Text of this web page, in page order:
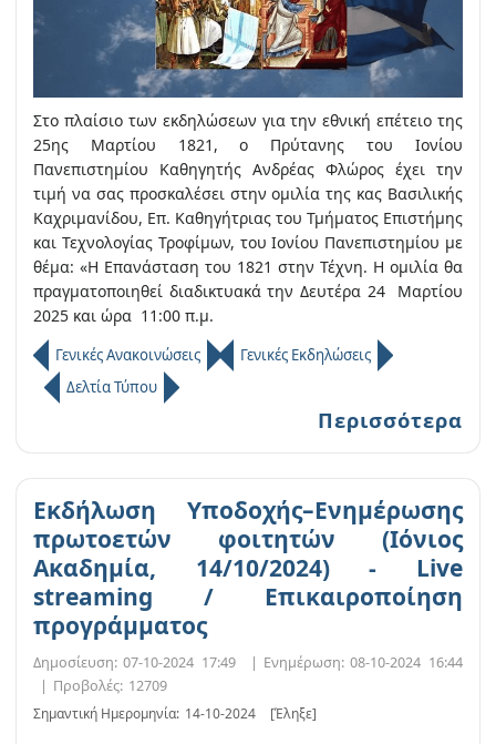
Στο πλαίσιο των εκδηλώσεων για την εθνική επέτειο της
25ης Μαρτίου 1821, ο Πρύτανης του Ιονίου
Πανεπιστημίου Καθηγητής Ανδρέας Φλώρος έχει την
τιμή να σας προσκαλέσει στην ομιλία της κας Βασιλικής
Καχριμανίδου, Επ. Καθηγήτριας του Τμήματος Επιστήμης
και Τεχνολογίας Τροφίμων, του Ιονίου Πανεπιστημίου με
θέμα: «Η Επανάσταση του 1821 στην Τέχνη. Η ομιλία θα
πραγματοποιηθεί διαδικτυακά την Δευτέρα 24 Μαρτίου
2025 και ώρα 11:00 π.μ.
Γενικές Ανακοινώσεις
Γενικές Εκδηλώσεις
Δελτία Τύπου
Περισσότερα
Εκδήλωση Υποδοχής–Ενημέρωσης
πρωτοετών φοιτητών (Ιόνιος
Ακαδημία, 14/10/2024) - Live
streaming / Επικαιροποίηση
προγράμματος
Δημοσίευση: 07-10-2024 17:49 | Ενημέρωση: 08-10-2024 16:44
| Προβολές: 12709
Σημαντική Ημερομηνία: 14-10-2024 [Έληξε]